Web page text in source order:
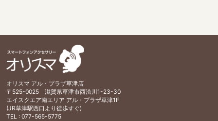
オリスマ アル・プラザ草津店
〒525-0025 滋賀県草津市西渋川1-23-30
エイスクエア南エリア アル・プラザ草津1F
(JR草津駅西口より徒歩すぐ)
TEL : 077-565-5775